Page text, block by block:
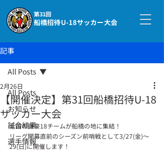
船橋招待U-18サッカー大会
第31回
記事
All Posts
お知らせ
試合結果
選手情報
All Posts
【開催決定】第31回船橋招待U-18
サッカー大会
2月26日
全国の強豪18チームが船橋の地に集結！
リーグ開幕直前のシーズン前哨戦として3/27(金)～
29(日)に開催します！